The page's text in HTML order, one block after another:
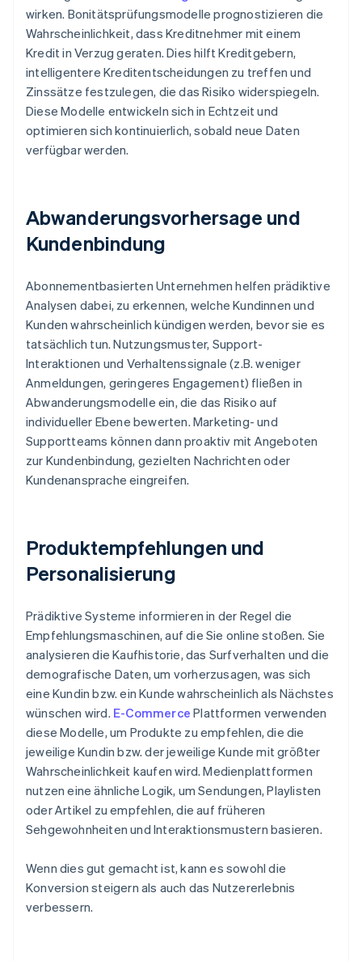
wirken. Bonitätsprüfungsmodelle prognostizieren die
Wahrscheinlichkeit, dass Kreditnehmer mit einem
Kredit in Verzug geraten. Dies hilft Kreditgebern,
intelligentere Kreditentscheidungen zu treffen und
Zinssätze festzulegen, die das Risiko widerspiegeln.
Diese Modelle entwickeln sich in Echtzeit und
optimieren sich kontinuierlich, sobald neue Daten
verfügbar werden.
Abwanderungsvorhersage und
Kundenbindung
Abonnementbasierten Unternehmen helfen prädiktive
Analysen dabei, zu erkennen, welche Kundinnen und
Kunden wahrscheinlich kündigen werden, bevor sie es
tatsächlich tun. Nutzungsmuster, Support-
Interaktionen und Verhaltenssignale (z.B. weniger
Anmeldungen, geringeres Engagement) fließen in
Abwanderungsmodelle ein, die das Risiko auf
individueller Ebene bewerten. Marketing- und
Supportteams können dann proaktiv mit Angeboten
zur Kundenbindung, gezielten Nachrichten oder
Kundenansprache eingreifen.
Produktempfehlungen und
Personalisierung
Prädiktive Systeme informieren in der Regel die
Empfehlungsmaschinen, auf die Sie online stoßen. Sie
analysieren die Kaufhistorie, das Surfverhalten und die
demografische Daten, um vorherzusagen, was sich
eine Kundin bzw. ein Kunde wahrscheinlich als Nächstes
wünschen wird. E-Commerce Plattformen verwenden
diese Modelle, um Produkte zu empfehlen, die die
jeweilige Kundin bzw. der jeweilige Kunde mit größter
Wahrscheinlichkeit kaufen wird. Medienplattformen
nutzen eine ähnliche Logik, um Sendungen, Playlisten
oder Artikel zu empfehlen, die auf früheren
Sehgewohnheiten und Interaktionsmustern basieren.
Wenn dies gut gemacht ist, kann es sowohl die
Konversion steigern als auch das Nutzererlebnis
verbessern.